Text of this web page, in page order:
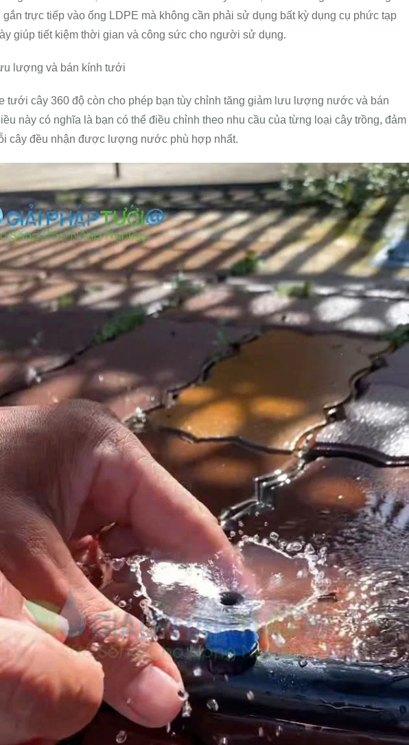
gắn trực tiếp vào ống LDPE mà không cần phải sử dụng bất kỳ dụng cụ phức tạp
giúp tiết kiệm thời gian và công sức cho người sử dụng.
lượng và bán kính tưới
tưới cây 360 độ còn cho phép bạn tùy chỉnh tăng giảm lưu lượng nước và bán
này có nghĩa là bạn có thể điều chỉnh theo nhu cầu của từng loại cây trồng, đảm
cây đều nhận được lượng nước phù hợp nhất.